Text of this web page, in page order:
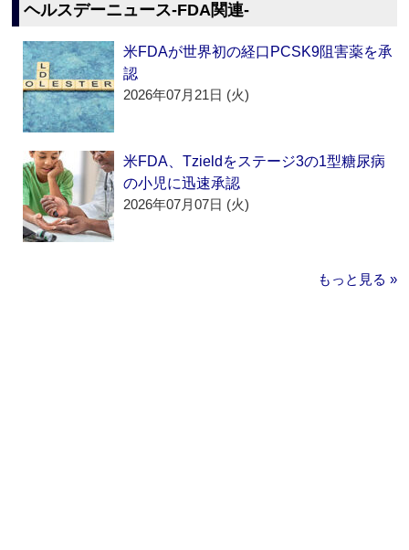
ヘルスデーニュース‐FDA関連‐
米FDAが世界初の経口PCSK9阻害薬を承
認
2026年07月21日 (火)
米FDA、Tzieldをステージ3の1型糖尿病
の小児に迅速承認
2026年07月07日 (火)
もっと見る »